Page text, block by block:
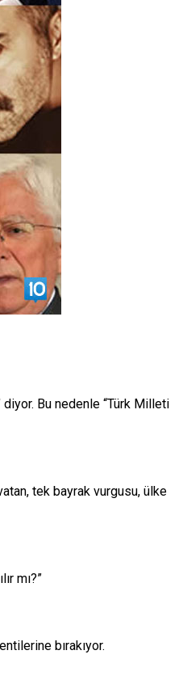
diyor. Bu nedenle “Türk Milleti
tek bayrak vurgusu, ülke
mı?”
bırakıyor.